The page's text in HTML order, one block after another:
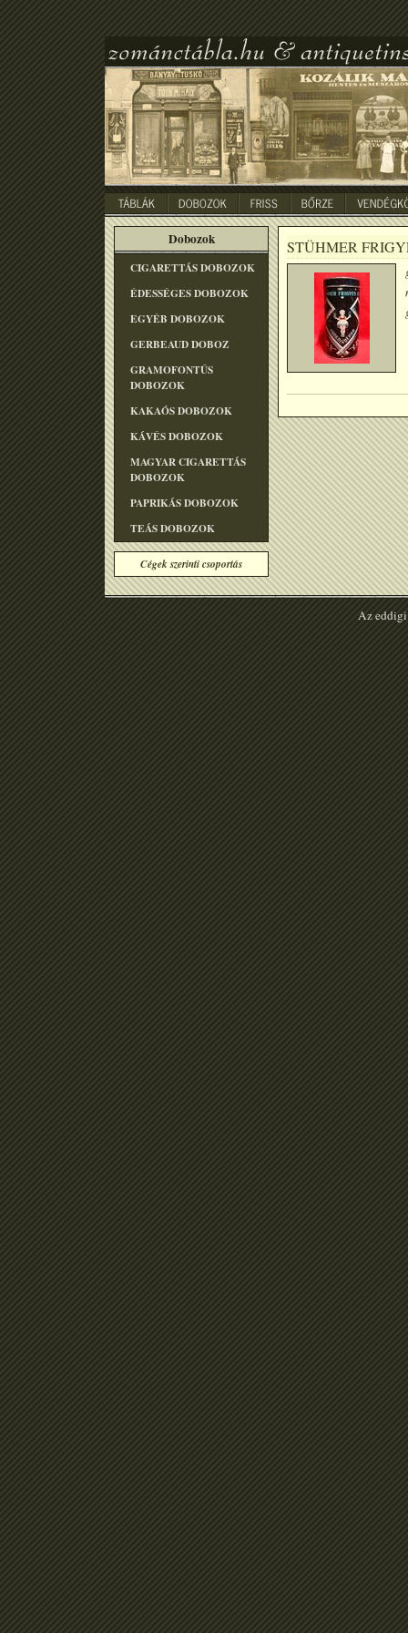
Dobozok
CIGARETTÁS DOBOZOK
ÉDESSÉGES DOBOZOK
EGYÉB DOBOZOK
GERBEAUD DOBOZ
GRAMOFONTÛS
DOBOZOK
KAKAÓS DOBOZOK
KÁVÉS DOBOZOK
MAGYAR CIGARETTÁS
DOBOZOK
PAPRIKÁS DOBOZOK
TEÁS DOBOZOK
Cégek szerinti csoportás
STÜHMER
Az